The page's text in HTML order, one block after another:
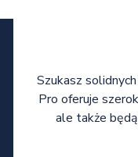
Szukasz
Pro oferuje
ale także